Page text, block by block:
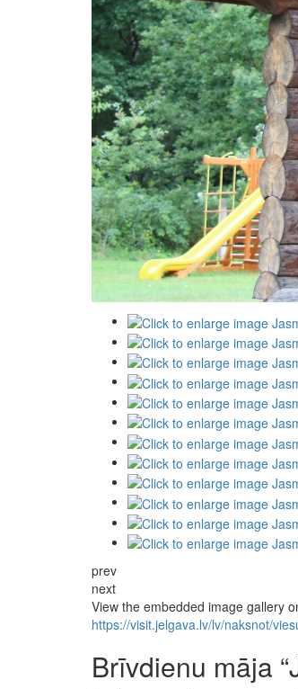
prev
next
View the embedded image gallery
https://visit.jelgava.lv/lv/naksnot/
Brīvdienu māja